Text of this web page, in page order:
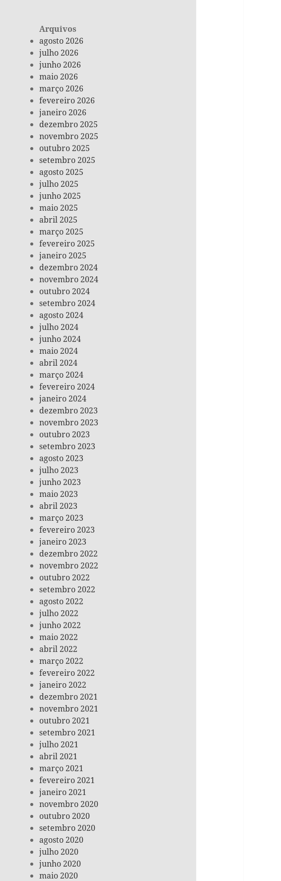
Arquivos
agosto 2026
julho 2026
junho 2026
maio 2026
março 2026
fevereiro 2026
janeiro 2026
dezembro 2025
novembro 2025
outubro 2025
setembro 2025
agosto 2025
julho 2025
junho 2025
maio 2025
abril 2025
março 2025
fevereiro 2025
janeiro 2025
dezembro 2024
novembro 2024
outubro 2024
setembro 2024
agosto 2024
julho 2024
junho 2024
maio 2024
abril 2024
março 2024
fevereiro 2024
janeiro 2024
dezembro 2023
novembro 2023
outubro 2023
setembro 2023
agosto 2023
julho 2023
junho 2023
maio 2023
abril 2023
março 2023
fevereiro 2023
janeiro 2023
dezembro 2022
novembro 2022
outubro 2022
setembro 2022
agosto 2022
julho 2022
junho 2022
maio 2022
abril 2022
março 2022
fevereiro 2022
janeiro 2022
dezembro 2021
novembro 2021
outubro 2021
setembro 2021
julho 2021
abril 2021
março 2021
fevereiro 2021
janeiro 2021
novembro 2020
outubro 2020
setembro 2020
agosto 2020
julho 2020
junho 2020
maio 2020